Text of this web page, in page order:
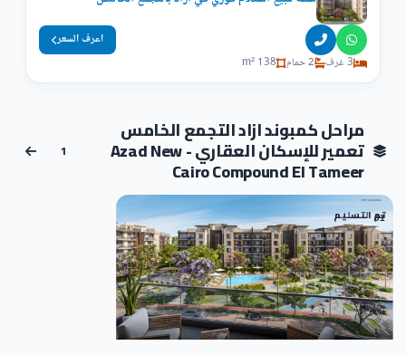
3 غرف 2 حمام 138 m²
اعرف السعر
مراحل كمبوند ازاد التجمع الخامس
تعمير للإسكان العقاري - Azad New
Cairo Compound El Tameer
1
تم التسليم
01